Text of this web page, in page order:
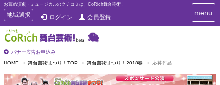
お薦め演劇・ミュージカルのクチコミは、CoRich舞台芸術！
T
o
g
g
e
n
a
v
地域選択 ログイン 会員登録
バナー広告お申込み
T
o
a
menu
HOME 舞台芸術まつり！TOP 舞台芸術まつり！2018春 応募作品